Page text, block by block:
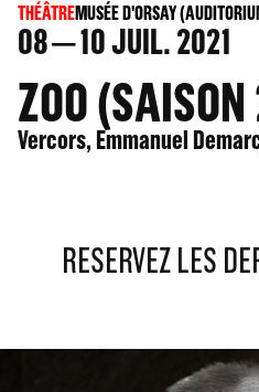
THÉÂTREMUSÉE D'ORSAY
08 10JUIL. 2021
ZOO
Vercors, Emmanuel
RESERVEZ LES